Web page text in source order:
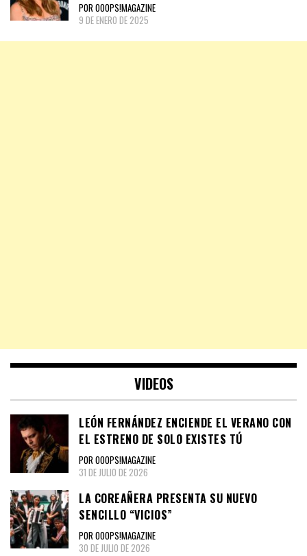
POR OOOPS!MAGAZINE
9 DE ENERO DE 2025
VIDEOS
LEÓN FERNÁNDEZ ENCIENDE EL VERANO CON
EL ESTRENO DE SOLO EXISTES TÚ
POR OOOPS!MAGAZINE
31 DE JULIO DE 2026
LA COREAÑERA PRESENTA SU NUEVO
SENCILLO “VICIOS”
POR OOOPS!MAGAZINE
30 DE JULIO DE 2026